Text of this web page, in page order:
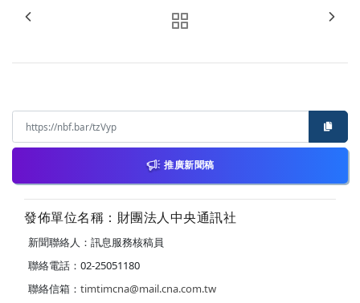
推廣新聞稿
發佈單位名稱：財團法人中央通訊社
新聞聯絡人：訊息服務核稿員
聯絡電話：02-25051180
聯絡信箱： timtimcna@mail.cna.com.tw